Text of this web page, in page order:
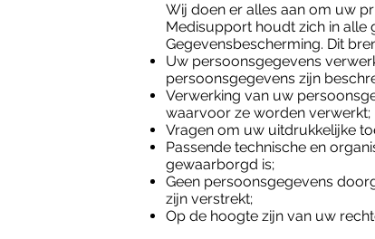
Wij doen er alles aan om uw
Medisupport houdt zich in alle
Gegevensbescherming. Dit
Uw persoonsgegevens
persoonsgegevens zijn
Verwerking van uw
waarvoor ze worden verwerkt;
Vragen om uw uitdrukkelijke
Passende technische en
gewaarborgd is;
Geen persoonsgegevens
zijn verstrekt;
Op de hoogte zijn van uw